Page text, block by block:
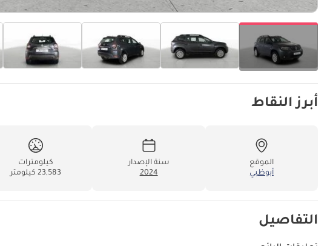
أبرز النقاط
الموقع
أبوظبي
سنة الإصدار
2024
كيلومترات
23,583 كيلومتر
التفاصيل